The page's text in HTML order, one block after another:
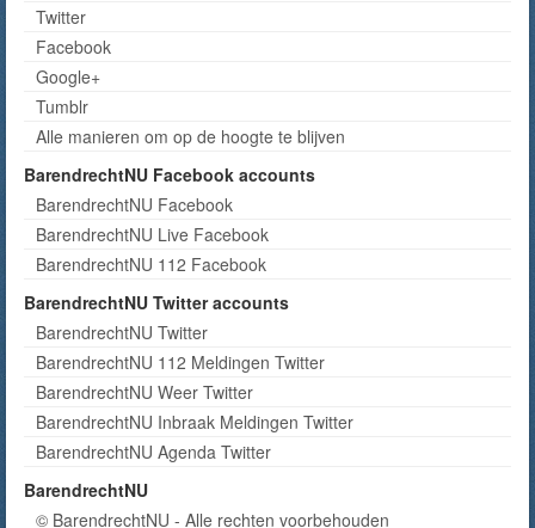
Twitter
Facebook
Google+
Tumblr
Alle manieren om op de hoogte te blijven
BarendrechtNU Facebook accounts
BarendrechtNU Facebook
BarendrechtNU Live Facebook
BarendrechtNU 112 Facebook
BarendrechtNU Twitter accounts
BarendrechtNU Twitter
BarendrechtNU 112 Meldingen Twitter
BarendrechtNU Weer Twitter
BarendrechtNU Inbraak Meldingen Twitter
BarendrechtNU Agenda Twitter
BarendrechtNU
© BarendrechtNU - Alle rechten voorbehouden